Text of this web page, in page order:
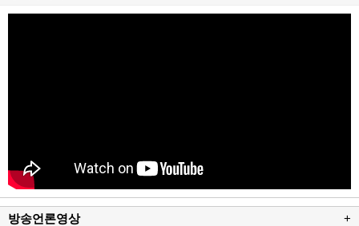
방송언론영상 +